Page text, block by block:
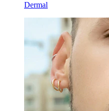
Dermal